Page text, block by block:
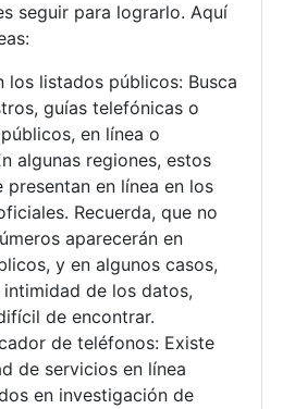
seguir para lograrlo. Aquí
los listados públicos: Busca
guías telefónicas o
en línea o
algunas regiones, estos
presentan en línea en los
Recuerda, que no
aparecerán en
y en algunos casos,
de los datos,
de encontrar.
de teléfonos: Existe
de servicios en línea
en investigación de